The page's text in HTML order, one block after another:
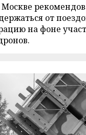
от
на фоне